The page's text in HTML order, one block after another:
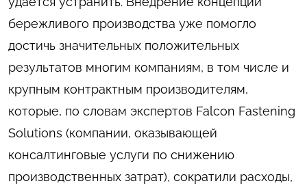
бережливого производства уже помогло
достичь значительных положительных
результатов многим компаниям, в том числе и
крупным контрактным производителям,
которые, по словам экспертов Falcon Fastening
Solutions (компании, оказывающей
консалтинговые услуги по снижению
производственных затрат), сократили расходы,